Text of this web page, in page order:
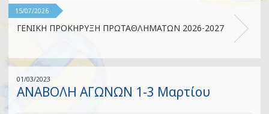
01/03/2023
ΑΝΑΒΟΛΗ ΑΓΩΝΩΝ 1-3 Μαρτίου
15/07/2026
ΓΕΝΙΚΗ ΠΡΟΚΗΡΥΞΗ ΠΡΩΤΑΘΛΗΜΑΤΩΝ 2026-2027